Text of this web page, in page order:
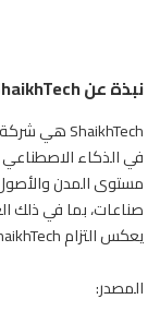
نبذة عن ShaikhTech:
في الذكاء الاصطناعي
مستوى المدن
صناعات، بما في ذلك
يعكس التزام ShaikhTech بالابتكار وخبرتها في التقنيات الرقمية الناشئة.
المصدر: